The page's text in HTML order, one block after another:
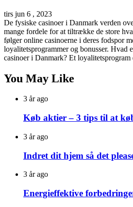
tirs jun 6 , 2023
De fysiske casinoer i Danmark verden
mange fordele for at tiltrække de store
følger online casinoerne i deres fodspor
loyalitetsprogrammer og bonusser. Hvad
casinoer i Danmark? Et
You May Like
3 år ago
Køb aktier – 3 tips til at
3 år ago
Indret dit hjem så det
3 år ago
Energieffektive